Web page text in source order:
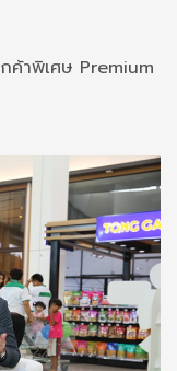
ค้าพิเศษ Premium